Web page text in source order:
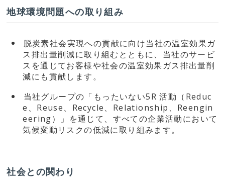
地球環境問題への取り組み
脱炭素社会実現への貢献に向け当社の温室効果ガ
ス排出量削減に取り組むとともに、当社のサービ
スを通じてお客様や社会の温室効果ガス排出量削
減にも貢献します。
当社グループの「もったいない5R 活動（Reduc
e、Reuse、Recycle、Relationship、Reengin
eering）」を通じて、すべての企業活動において
気候変動リスクの低減に取り組みます。
社会との関わり